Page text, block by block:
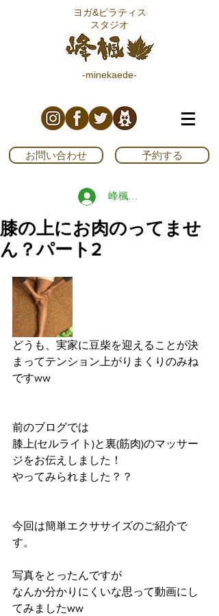
ヨガ&ピラティス
スタジオ
-minekaede-
お問い合わせ 予約する
峰楓ブログ読者登録する
膝の上にお肉のってませ
ん？パート2
どうも、実家に豆柴を迎えることが決
まってテンション上がりまくりのみね
ですww
前のブログでは
膝上(セルライト)と裏(筋肉)のマッサー
ジをお伝えしました！
やってみられました？？
今回は簡単エクササイズのご紹介で
す。
写真をとったんですが
なんか分かりにくいな思って動画にし
てみましたww